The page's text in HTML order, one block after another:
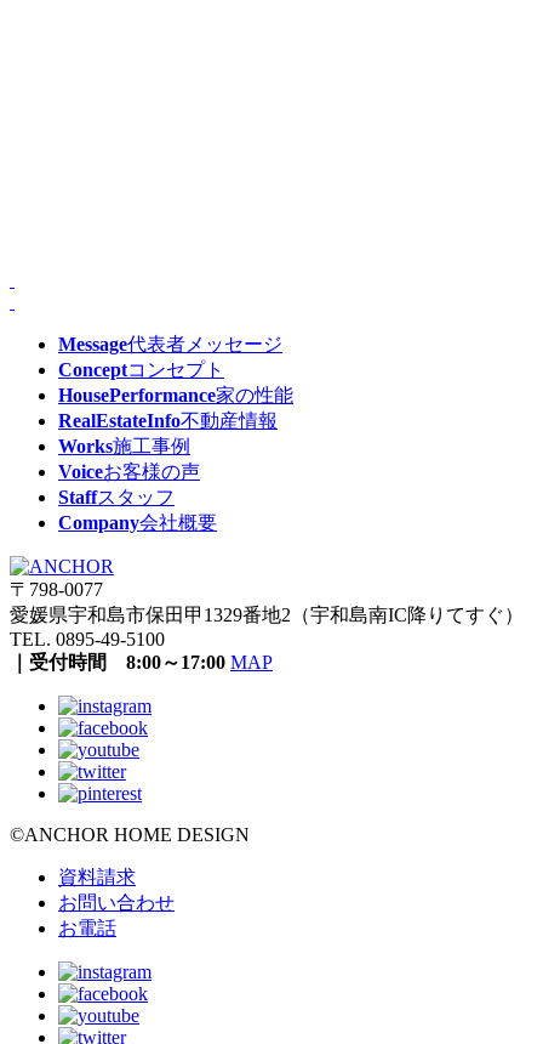
Message代表者メッセージ
Conceptコンセプト
HousePerformance家の性能
RealEstateInfo不動産情報
Works施工事例
Voiceお客様の声
Staffスタッフ
Company会社概要
〒798-0077
愛媛県宇和島市保田甲1329番地2（宇和島南IC降りてすぐ）
TEL. 0895-49-5100
｜受付時間 8:00～17:00 MAP
©ANCHOR HOME DESIGN
資料請求
お問い合わせ
お電話